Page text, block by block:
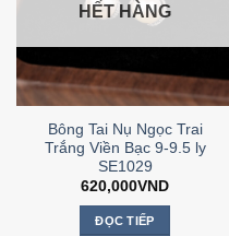
HẾT HÀNG
Bông Tai Nụ Ngọc Trai
Trắng Viền Bạc 9-9.5 ly
SE1029
620,000VND
ĐỌC TIẾP